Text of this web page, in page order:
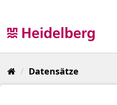
Datensätze